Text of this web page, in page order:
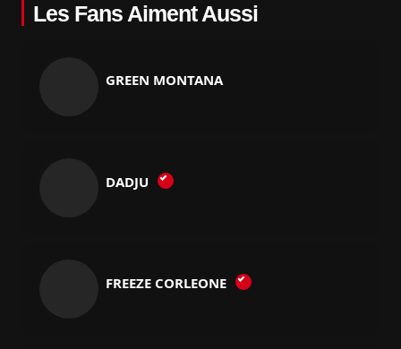
Les Fans Aiment Aussi
GREEN MONTANA
DADJU
FREEZE CORLEONE